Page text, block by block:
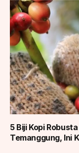
5 Biji Kopi
Temanggung, Ini